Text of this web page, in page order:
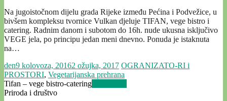
Na jugoistočnom dijelu grada Rijeke između Pećina i Podvežice, u
bivšem kompleksu tvornice Vulkan djeluje TIFAN, vege bistro i
catering. Radnim danom i subotom do 16h. nude ukusna isključivo
VEGE jela, po principu jedan meni dnevno. Ponuda je istaknuta
na…
den9 kolovoza, 20162 ožujka, 2017 OGRANIZATO-RI i
PROSTORI, Vegetarijanska prehrana
Tifan – vege bistro-catering
Priroda i društvo